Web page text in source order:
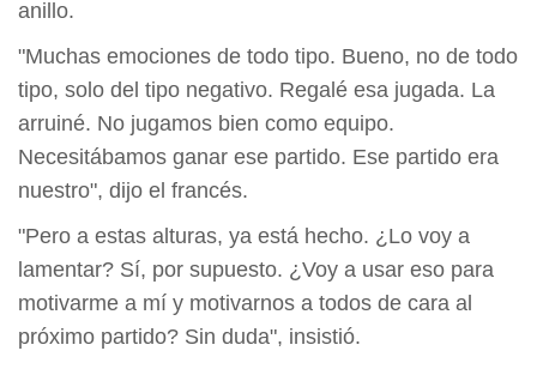
anillo.
"Muchas emociones de todo tipo. Bueno, no de todo
tipo, solo del tipo negativo. Regalé esa jugada. La
arruiné. No jugamos bien como equipo.
Necesitábamos ganar ese partido. Ese partido era
nuestro", dijo el francés.
"Pero a estas alturas, ya está hecho. ¿Lo voy a
lamentar? Sí, por supuesto. ¿Voy a usar eso para
motivarme a mí y motivarnos a todos de cara al
próximo partido? Sin duda", insistió.